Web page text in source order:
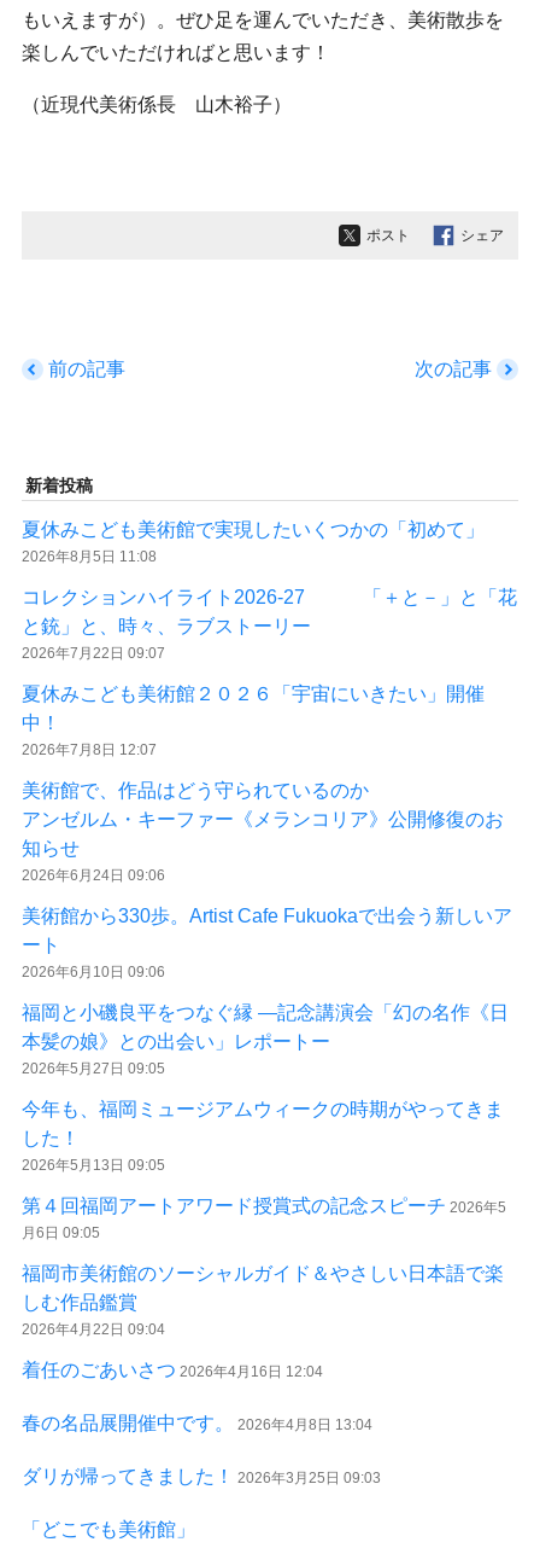
もいえますが）。ぜひ足を運んでいただき、美術散歩を
楽しんでいただければと思います！
（近現代美術係長 山木裕子）
ポスト シェア
前の記事 次の記事
新着投稿
夏休みこども美術館で実現したいくつかの「初めて」
2026年8月5日 11:08
コレクションハイライト2026-27 「＋と－」と「花
と銃」と、時々、ラブストーリー
2026年7月22日 09:07
夏休みこども美術館２０２６「宇宙にいきたい」開催
中！
2026年7月8日 12:07
美術館で、作品はどう守られているのか
アンゼルム・キーファー《メランコリア》公開修復のお
知らせ
2026年6月24日 09:06
美術館から330歩。Artist Cafe Fukuokaで出会う新しいア
ート
2026年6月10日 09:06
福岡と小磯良平をつなぐ縁 ―記念講演会「幻の名作《日
本髪の娘》との出会い」レポートー
2026年5月27日 09:05
今年も、福岡ミュージアムウィークの時期がやってきま
した！
2026年5月13日 09:05
第４回福岡アートアワード授賞式の記念スピーチ 2026年5
月6日 09:05
福岡市美術館のソーシャルガイド＆やさしい日本語で楽
しむ作品鑑賞
2026年4月22日 09:04
着任のごあいさつ 2026年4月16日 12:04
春の名品展開催中です。 2026年4月8日 13:04
ダリが帰ってきました！ 2026年3月25日 09:03
「どこでも美術館」